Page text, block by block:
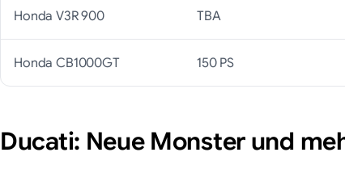
Honda V3R 900 TBA
Honda CB1000GT 150 PS
Ducati: Neue Monster und